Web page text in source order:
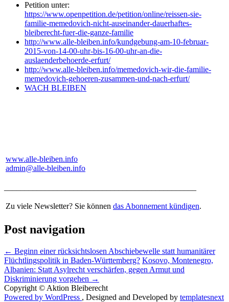
Petition unter:
https://www.openpetition.de/petition/online/reissen-sie-
familie-memedovich-nicht-auseinander-dauerhaftes-
bleiberecht-fuer-die-ganze-familie
http://www.alle-bleiben.info/kundgebung-am-10-februar-
2015-von-14-00-uhr-bis-16-00-uhr-an-die-
auslaenderbehoerde-erfurt/
http://www.alle-bleiben.info/memedovich-wir-die-familie-
memedovich-gehoeren-zusammen-und-nach-erfurt/
WACH BLEIBEN
www.alle-bleiben.info
admin@alle-bleiben.info
Zu viele Newsletter? Sie können das Abonnement kündigen.
Post navigation
← Beginn einer rücksichtslosen Abschiebewelle statt humanitärer
Flüchtlingspolitik in Baden-Württemberg? Kosovo, Montenegro,
Albanien: Statt Asylrecht verschärfen, gegen Armut und
Diskriminierung vorgehen →
Copyright © Aktion Bleiberecht
Powered by WordPress , Designed and Developed by templatesnext